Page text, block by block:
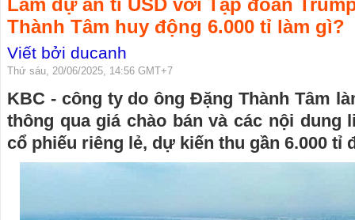
Làm dự án tỉ USD với Tập đoàn
Thành Tâm huy động 6.000 tỉ làm gì?
Viết bởi ducanh
Thứ sáu, 20/06/2025, 14:56 GMT+7
KBC - công ty do ông Đặng Thành Tâm
thông qua giá chào bán và các nội dung
cổ phiếu riêng lẻ, dự kiến thu gần 6.000 tỉ